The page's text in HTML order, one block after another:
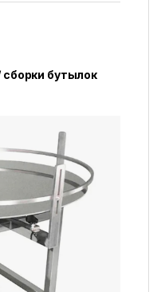
бутылок